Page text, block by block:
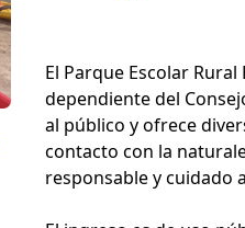
El Parque Escolar
dependiente del
al público y ofrece
contacto con la
responsable y cuidado